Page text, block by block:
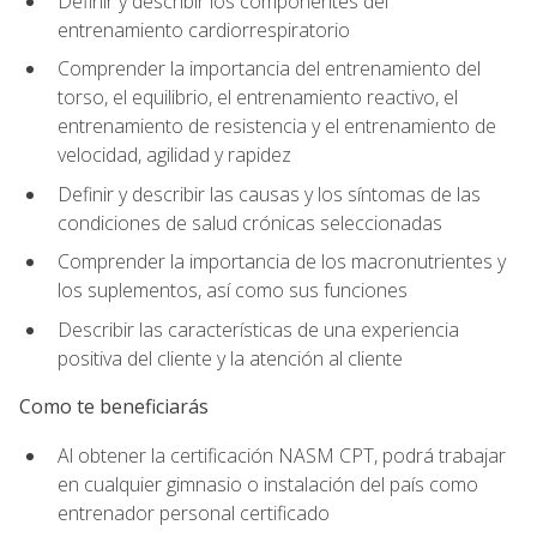
entrenamiento cardiorrespiratorio
Comprender la importancia del entrenamiento del
torso, el equilibrio, el entrenamiento reactivo, el
entrenamiento de resistencia y el entrenamiento de
velocidad, agilidad y rapidez
Definir y describir las causas y los síntomas de las
condiciones de salud crónicas seleccionadas
Comprender la importancia de los macronutrientes y
los suplementos, así como sus funciones
Describir las características de una experiencia
positiva del cliente y la atención al cliente
Como te beneficiarás
Al obtener la certificación NASM CPT, podrá trabajar
en cualquier gimnasio o instalación del país como
entrenador personal certificado